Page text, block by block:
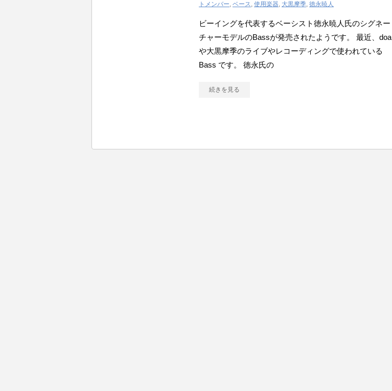
トメンバー, ベース, 使用楽器, 大黒摩季, 徳永暁人
ビーイングを代表するベーシスト徳永暁人氏のシグネー
チャーモデルのBassが発売されたようです。 最近、doa
や大黒摩季のライブやレコーディングで使われている
Bass です。 徳永氏の
続きを見る